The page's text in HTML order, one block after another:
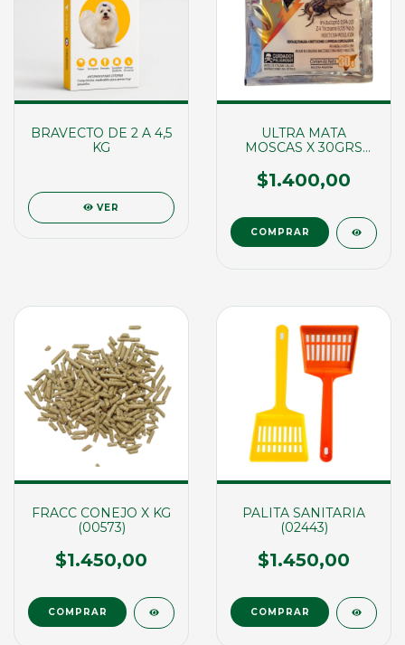
BRAVECTO DE 2 A 4,5
KG
VER
ULTRA MATA
MOSCAS X 30GRS
$1.400,00
FRACC CONEJO X KG
(00573)
$1.450,00
PALITA SANITARIA
(02443)
$1.450,00